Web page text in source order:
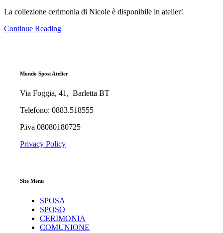
La collezione cerimonia di Nicole è disponibile in atelier!
Continue Reading
Mondo Sposi Atelier
Via Foggia, 41, Barletta BT
Telefono: 0883.518555
P.iva 08080180725
Privacy Policy
Site Menu
SPOSA
SPOSO
CERIMONIA
COMUNIONE